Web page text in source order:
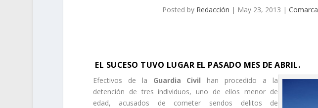
Posted by Redacción | May 23, 2013 | Comarca
EL SUCESO TUVO LUGAR EL PASADO MES DE ABRIL.
Efectivos de la Guardia Civil han procedido a la
detención de tres individuos, uno de ellos menor de
edad, acusados de cometer sendos delitos de